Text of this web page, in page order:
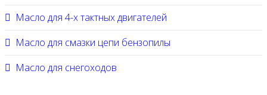
Масло для 4-х тактных двигателей
Масло для смазки цепи бензопилы
Масло для снегоходов